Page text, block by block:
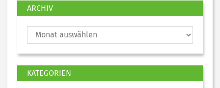
ARCHIV
KATEGORIEN